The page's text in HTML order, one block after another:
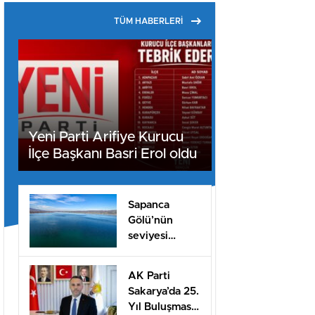
TÜM HABERLERİ
Yeni Parti Arifiye Kurucu
İlçe Başkanı Basri Erol oldu
Sapanca
Gölü’nün
seviyesi
üzerinde
AK Parti
Sakarya’da 25.
Yıl Buluşması